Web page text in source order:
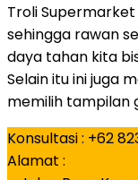
Troli
sehingga rawan
daya tahan kita
Selain itu ini juga
memilih tampilan
Konsultasi : +62
Alamat :